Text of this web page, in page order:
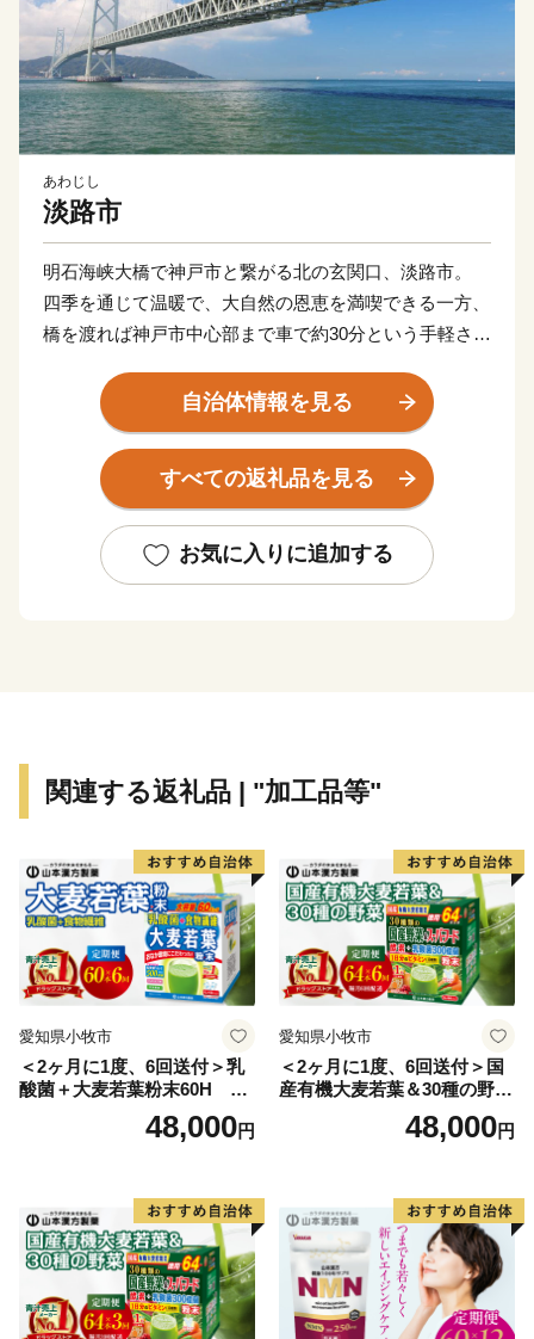
あわじし
淡路市
明石海峡大橋で神戸市と繋がる北の玄関口、淡路市。
四季を通じて温暖で、大自然の恩恵を満喫できる一方、
橋を渡れば神戸市中心部まで車で約30分という手軽さが
田舎と都会の両方の「好いとこ取り」をした未来の暮ら
しがここにあります。
また、淡路島はかつて若狭や志摩と並び、朝廷にご馳走
を献上した「御食国」と呼ばれており、四方を囲む海は
てました。生産量日本一を誇る線香をはじめ、淡路ビー
フや淡路島玉ねぎ、カーネーションなどは「淡路ブラン
して実施した事業について、ご報告いたします。
https://www.city.awaji.lg.jp/uploaded/life/
自治体情報を見る
すべての返礼品を見る
お気に入りに追加する
関連する返礼品 | "加工品等"
愛知県小牧市
＜2ヶ月に1度、6回送付＞乳
酸菌＋大麦若葉粉末60H 山
48,000円
愛知県小牧市
＜2ヶ月に1度、6回送付＞国
産有機大麦若葉＆30種の野
菜 山本漢方 定期便
48,000円